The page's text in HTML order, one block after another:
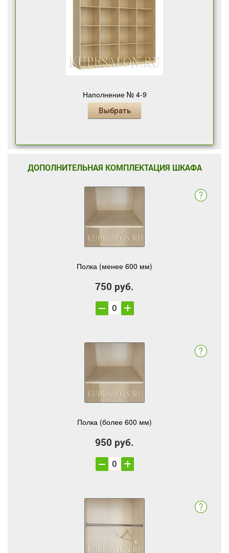
Наполнение № 4-9
Выбрать
ДОПОЛНИТЕЛЬНАЯ КОМПЛЕКТАЦИЯ ШКАФА
Полка (менее 600 мм)
750 руб.
Полка (более 600 мм)
950 руб.